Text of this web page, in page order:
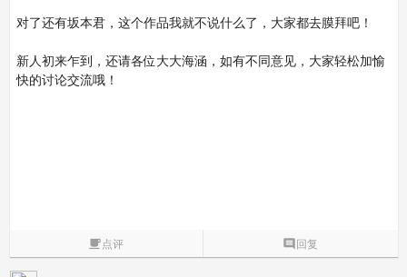
对了还有坂本君，这个作品我就不说什么了，大家都去膜拜吧！
新人初来乍到，还请各位大大海涵，如有不同意见，大家轻松加愉
快的讨论交流哦！
点评  回复